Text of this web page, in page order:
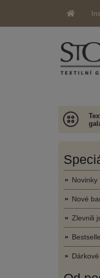
Novinky
Nové
Zlevnili